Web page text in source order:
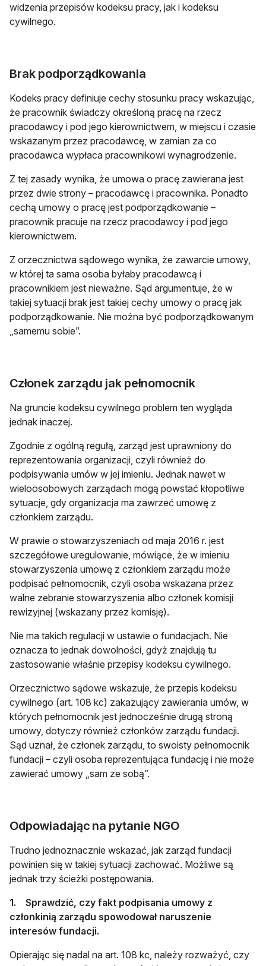
widzenia przepisów kodeksu pracy, jak i kodeksu
cywilnego.
Brak podporządkowania
Kodeks pracy definiuje cechy stosunku pracy wskazując,
że pracownik świadczy określoną pracę na rzecz
pracodawcy i pod jego kierownictwem, w miejscu i czasie
wskazanym przez pracodawcę, w zamian za co
pracodawca wypłaca pracownikowi wynagrodzenie.
Z tej zasady wynika, że umowa o pracę zawierana jest
przez dwie strony – pracodawcę i pracownika. Ponadto
cechą umowy o pracę jest podporządkowanie –
pracownik pracuje na rzecz pracodawcy i pod jego
kierownictwem.
Z orzecznictwa sądowego wynika, że zawarcie umowy,
w której ta sama osoba byłaby pracodawcą i
pracownikiem jest nieważne. Sąd argumentuje, że w
takiej sytuacji brak jest takiej cechy umowy o pracę jak
podporządkowanie. Nie można być podporządkowanym
„samemu sobie”.
Członek zarządu jak pełnomocnik
Na gruncie kodeksu cywilnego problem ten wygląda
jednak inaczej.
Zgodnie z ogólną regułą, zarząd jest uprawniony do
reprezentowania organizacji, czyli również do
podpisywania umów w jej imieniu. Jednak nawet w
wieloosobowych zarządach mogą powstać kłopotliwe
sytuacje, gdy organizacja ma zawrzeć umowę z
członkiem zarządu.
W prawie o stowarzyszeniach od maja 2016 r. jest
szczegółowe uregulowanie, mówiące, że w imieniu
stowarzyszenia umowę z członkiem zarządu może
podpisać pełnomocnik, czyli osoba wskazana przez
walne zebranie stowarzyszenia albo członek komisji
rewizyjnej (wskazany przez komisję).
Nie ma takich regulacji w ustawie o fundacjach. Nie
oznacza to jednak dowolności, gdyż znajdują tu
zastosowanie właśnie przepisy kodeksu cywilnego.
Orzecznictwo sądowe wskazuje, że przepis kodeksu
cywilnego (art. 108 kc) zakazujący zawierania umów, w
których pełnomocnik jest jednocześnie drugą stroną
umowy, dotyczy również członków zarządu fundacji.
Sąd uznał, że członek zarządu, to swoisty pełnomocnik
fundacji – czyli osoba reprezentująca fundację i nie może
zawierać umowy „sam ze sobą”.
Odpowiadając na pytanie NGO
Trudno jednoznacznie wskazać, jak zarząd fundacji
powinien się w takiej sytuacji zachować. Możliwe są
jednak trzy ścieżki postępowania.
1. Sprawdzić, czy fakt podpisania umowy z
członkinią zarządu spowodował naruszenie
interesów fundacji.
Opierając się nadal na art. 108 kc, należy rozważyć, czy